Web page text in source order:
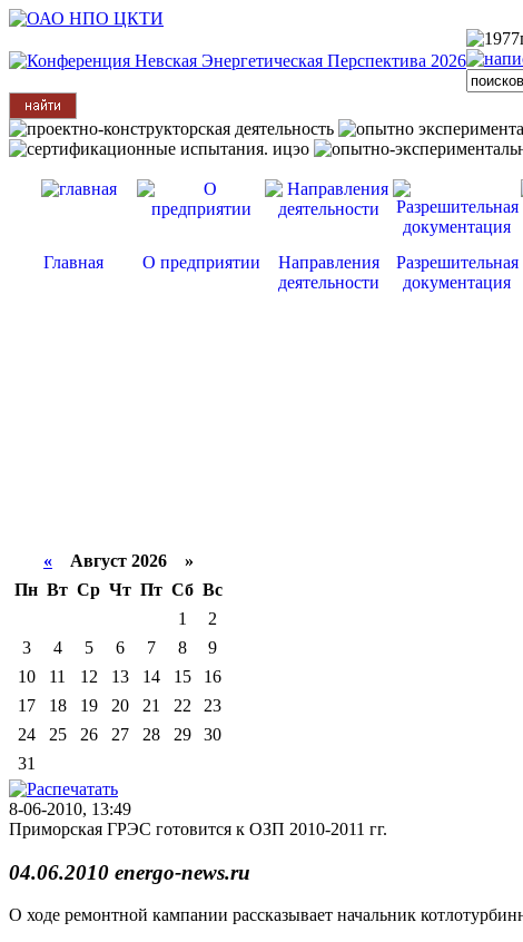
Главная О предприятии
Направления
деятельности
Разрешительная
документация
« Август 2026 »
Пн Вт Ср Чт Пт Сб Вс
1
2
3
4 5 6 7 8
9
10
11 12 13 14 15
16
17
18 19 20 21 22
23
24
25 26 27 28 29
30
31
8-06-2010, 13:49
Приморская ГРЭС готовится к ОЗП 2010-2011 гг.
04.06.2010 energo-news.ru
О ходе ремонтной кампании рассказывает начальник